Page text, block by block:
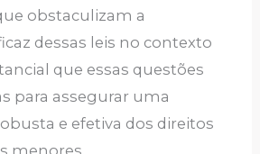
obstaculizam a
dessas leis no contexto
que essas questões
para assegurar uma
e efetiva dos direitos
menores.